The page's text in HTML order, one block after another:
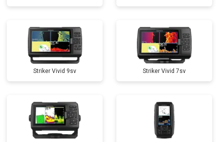
Striker Vivid 9sv Striker Vivid 7sv